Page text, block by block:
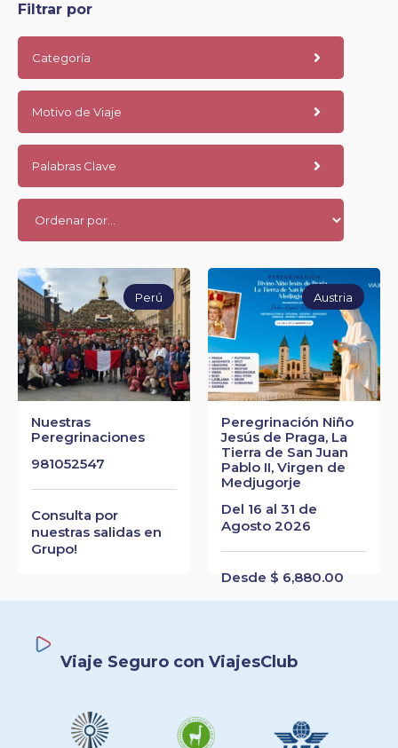
Filtrar por
Categoría
Motivo de Viaje
Palabras Clave
Nuestras
Peregrinaciones
981052547
Consulta por
nuestras salidas en
Grupo!
Perú
Peregrinación Niño
Jesús de Praga, La
Tierra de San Juan
Pablo II, Virgen de
Medjugorje
Del 16 al 31 de
Agosto 2026
Desde $ 6,880.00
Austria
Viaje Seguro con ViajesClub